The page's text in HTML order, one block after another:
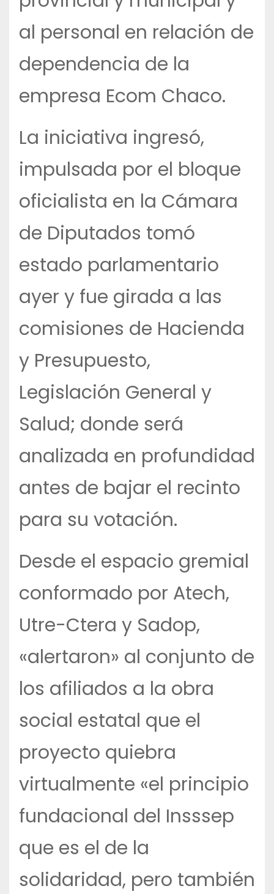
al personal en relación de
dependencia de la
empresa Ecom Chaco.
La iniciativa ingresó,
impulsada por el bloque
oficialista en la Cámara
de Diputados tomó
estado parlamentario
ayer y fue girada a las
comisiones de Hacienda
y Presupuesto,
Legislación General y
Salud; donde será
analizada en profundidad
antes de bajar el recinto
para su votación.
Desde el espacio gremial
conformado por Atech,
Utre-Ctera y Sadop,
«alertaron» al conjunto de
los afiliados a la obra
social estatal que el
proyecto quiebra
virtualmente «el principio
fundacional del Insssep
que es el de la
solidaridad, pero también